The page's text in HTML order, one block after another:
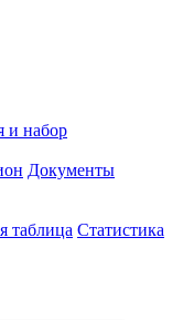
и набор
Документы
таблица Статистика